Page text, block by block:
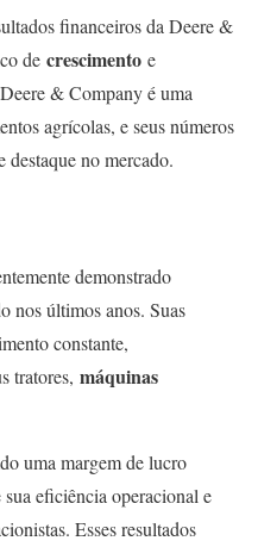
financeiros da Deere &
de crescimento e
& Company é uma
agrícolas, e seus números
destaque no mercado.
demonstrado
nos últimos anos. Suas
constante,
tratores, máquinas
uma margem de lucro
eficiência operacional e
Esses resultados